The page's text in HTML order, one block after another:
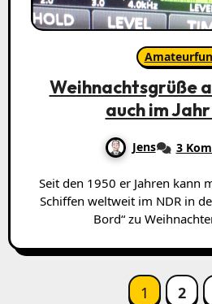
Weihnachtsgrüße
auch im
Jens 3
Seit den 1950 er Jahren kann man Seeleute auf den
Schiffen weltweit im NDR in
Bord“ zu
Seitennummerierung
1 2